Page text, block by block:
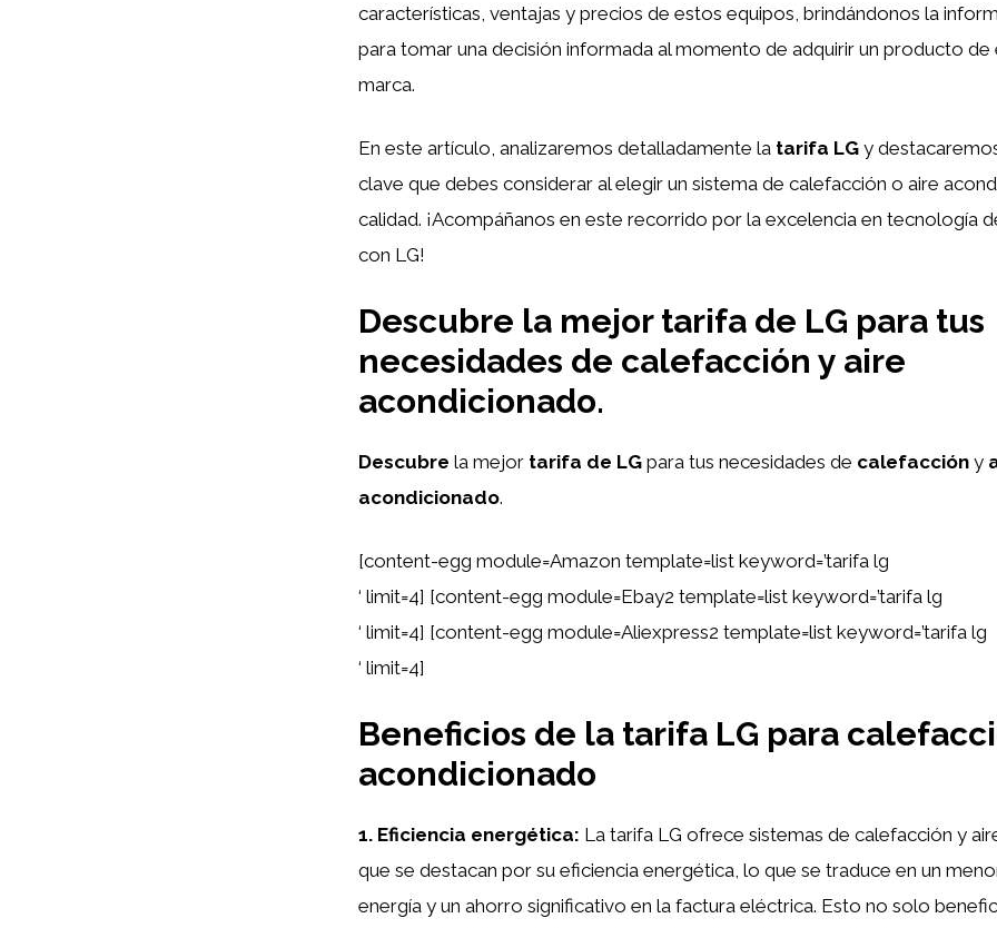
características, ventajas y precios de estos equipos, brindándonos la
para tomar una decisión informada al momento de adquirir un producto
marca.
En este artículo, analizaremos detalladamente la tarifa LG y
clave que debes considerar al elegir un sistema de calefacción o aire
calidad. ¡Acompáñanos en este recorrido por la excelencia en tecnología
con LG!
Descubre la mejor tarifa de LG para tus
necesidades de calefacción y aire
acondicionado.
Descubre la mejor tarifa de LG para tus necesidades de calefacción y
acondicionado.
[content-egg module=Amazon template=list keyword=’tarifa lg
‘ limit=4] [content-egg module=Ebay2 template=list keyword=’tarifa lg
‘ limit=4] [content-egg module=Aliexpress2 template=list keyword=’tarifa lg
‘ limit=4]
Beneficios de la tarifa LG para
acondicionado
1. Eficiencia energética: La tarifa LG ofrece sistemas de calefacción y
que se destacan por su eficiencia energética, lo que se traduce en un
energía y un ahorro significativo en la factura eléctrica. Esto no solo